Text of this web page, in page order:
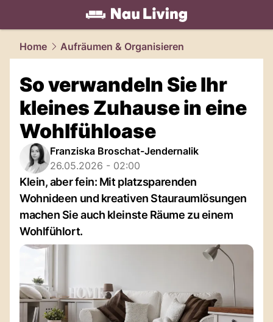
living.NAU.ch
Home Aufräumen & Organisieren
So verwandeln Sie Ihr
kleines Zuhause in eine
Wohlfühloase
Franziska Broschat-Jendernalik
26.05.2026 - 02:00
Klein, aber fein: Mit platzsparenden
Wohnideen und kreativen Stauraumlösungen
machen Sie auch kleinste Räume zu einem
Wohlfühlort.